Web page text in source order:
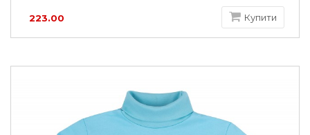
223.00 Купити